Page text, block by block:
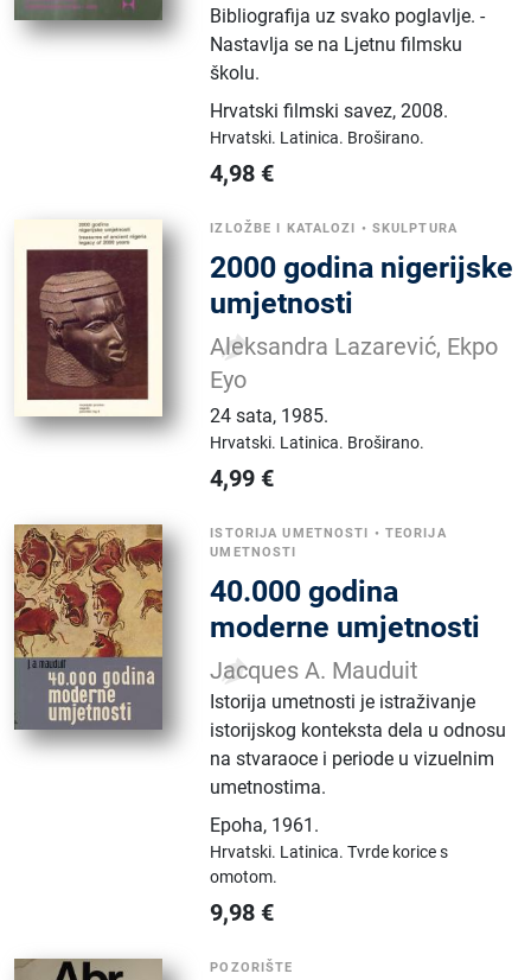
Bibliografija uz svako poglavlje. -
Nastavlja se na Ljetnu filmsku
školu.
Hrvatski filmski savez,2008.
Hrvatski. Latinica. Broširano.
4,98 €
IZLOŽBE I KATALOZI • SKULPTURA
2000 godina nigerijske
umjetnosti
Aleksandra Lazarević, Ekpo
Eyo
24 sata, 1985.
Hrvatski. Latinica. Broširano.
4,99 €
ISTORIJA UMETNOSTI • TEORIJA
UMETNOSTI
40.000 godina
moderne umjetnosti
Jacques A. Mauduit
Istorija umetnosti je istraživanje
istorijskog konteksta dela u odnosu
na stvaraoce i periode u vizuelnim
umetnostima.
Epoha, 1961.
Hrvatski. Latinica.Tvrde korice s
omotom.
9,98 €
POZORIŠTE